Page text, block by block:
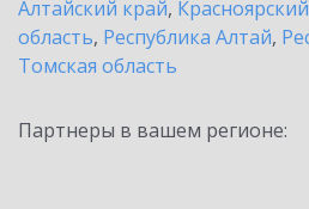
Алтайский край,
область, Республика Алтай,
Томская область
Партнеры в вашем регионе: